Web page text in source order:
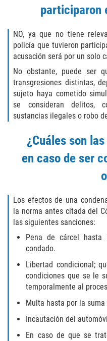
Fraude
Fraude
Fraude
Fraude
Fraude
Fraude
Fraude
Medicina
Delitos de
Hurto
Hurto
Hurto en
participaron
NO, ya que no tiene
policía que tuvieron
acusación será por un solo
No obstante, puede ser
transgresiones distintas,
sujeto haya cometido
se consideran delitos,
sustancias ilegales o robo
¿Cuáles son
en caso de ser
Los efectos de una
la norma antes citada del
las siguientes sanciones:
Pena de cárcel
condado.
Libertad condicional;
condiciones que se le
temporalmente al
Multa hasta por la
Incautación del
En caso de que se